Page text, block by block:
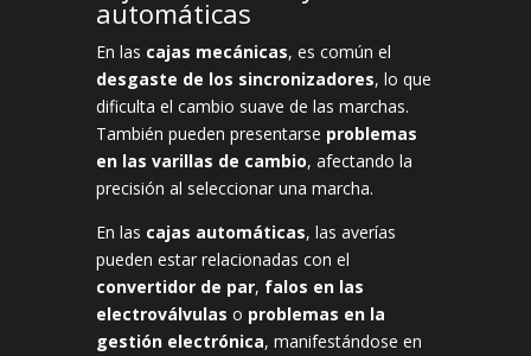
automáticas
En las cajas mecánicas, es común el
desgaste de los sincronizadores, lo que
dificulta el cambio suave de las marchas.
También pueden presentarse problemas
en las varillas de cambio, afectando la
precisión al seleccionar una marcha.
En las cajas automáticas, las averías
pueden estar relacionadas con el
convertidor de par, falos en las
electroválvulas o problemas en la
gestión electrónica, manifestándose en